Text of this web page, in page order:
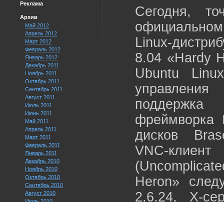
Реклама
Архив
Май 2012
Апрель 2012
Март 2012
Февраль 2012
Январь 2012
Декабрь 2011
Ноябрь 2011
Октябрь 2011
Сентябрь 2011
Август 2011
Июль 2011
Июнь 2011
Май 2011
Апрель 2011
Март 2011
Февраль 2011
Январь 2011
Декабрь 2010
Ноябрь 2010
Октябрь 2010
Сентябрь 2010
Август 2010
Сегодня,
Linux-
8.04 «Hardy
Ubuntu
фреймворка
дисков
VNC-
Heron»
2.6.24, X-